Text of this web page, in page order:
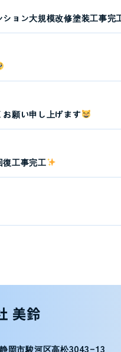
ョン大規模改修塗装工事完
願い申し上げます
復工事完工
岡市駿河区高松3043-13